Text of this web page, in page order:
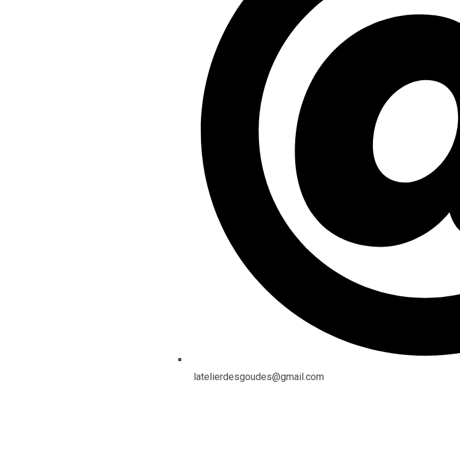
latelierdesgoudes@gmail.com